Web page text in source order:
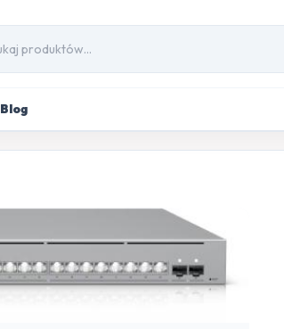
Blog